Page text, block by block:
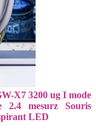
X7 3200 ug I mode
2.4 mesurz Souris
LED